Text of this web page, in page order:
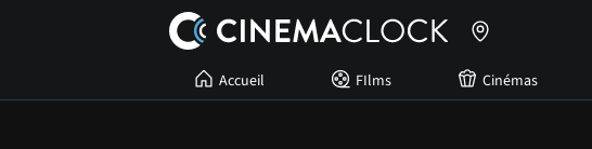
Accueil FIlms Cinémas